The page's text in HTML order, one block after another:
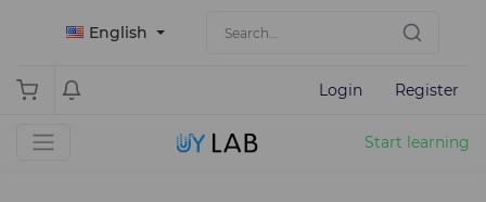
English
Login Register
Start learning